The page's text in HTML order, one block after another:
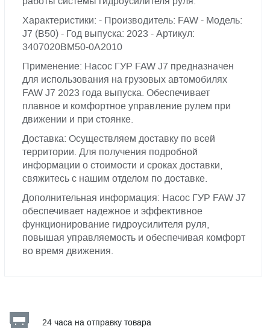
Характеристики: - Производитель: FAW - Модель:
J7 (B50) - Год выпуска: 2023 - Артикул:
3407020BM50-0A2010
Применение: Насос ГУР FAW J7 предназначен
для использования на грузовых автомобилях
FAW J7 2023 года выпуска. Обеспечивает
плавное и комфортное управление рулем при
движении и при стоянке.
Доставка: Осуществляем доставку по всей
территории. Для получения подробной
информации о стоимости и сроках доставки,
свяжитесь с нашим отделом по доставке.
Дополнительная информация: Насос ГУР FAW J7
обеспечивает надежное и эффективное
функционирование гидроусилителя руля,
повышая управляемость и обеспечивая комфорт
во время движения.
24 часа на отправку товара